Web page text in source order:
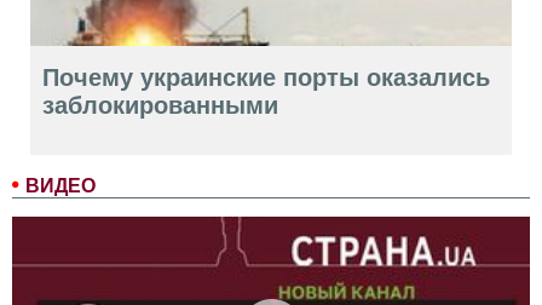
ВИДЕО
Почему украинские порты оказались
заблокированными